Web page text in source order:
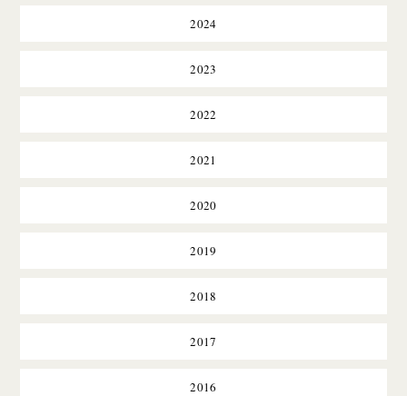
2024
2023
2022
2021
2020
2019
2018
2017
2016